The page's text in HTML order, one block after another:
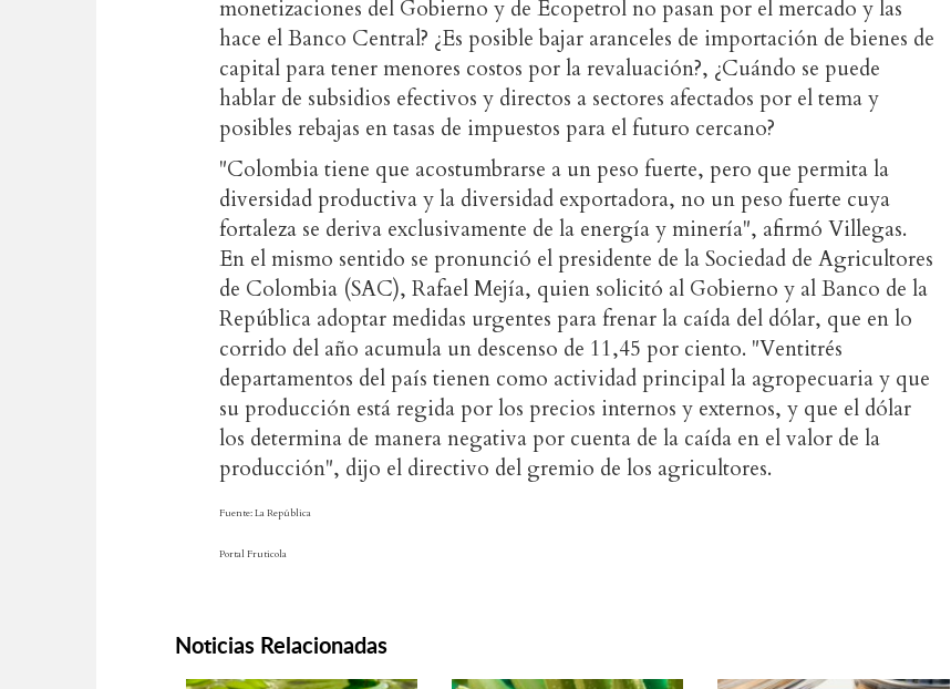
monetizaciones del Gobierno y de Ecopetrol no pasan por el mercado y las
hace el Banco Central? ¿Es posible bajar aranceles de importación de bienes de
capital para tener menores costos por la revaluación?, ¿Cuándo se puede
hablar de subsidios efectivos y directos a sectores afectados por el tema y
posibles rebajas en tasas de impuestos para el futuro cercano?
"Colombia tiene que acostumbrarse a un peso fuerte, pero que permita la
diversidad productiva y la diversidad exportadora, no un peso fuerte cuya
fortaleza se deriva exclusivamente de la energía y minería", afirmó Villegas.
En el mismo sentido se pronunció el presidente de la Sociedad de Agricultores
de Colombia (SAC), Rafael Mejía, quien solicitó al Gobierno y al Banco de la
República adoptar medidas urgentes para frenar la caída del dólar, que en lo
corrido del año acumula un descenso de 11,45 por ciento. "Ventitrés
departamentos del país tienen como actividad principal la agropecuaria y que
su producción está regida por los precios internos y externos, y que el dólar
los determina de manera negativa por cuenta de la caída en el valor de la
producción", dijo el directivo del gremio de los agricultores.
Fuente: La República
Portal Fruticola
Noticias Relacionadas